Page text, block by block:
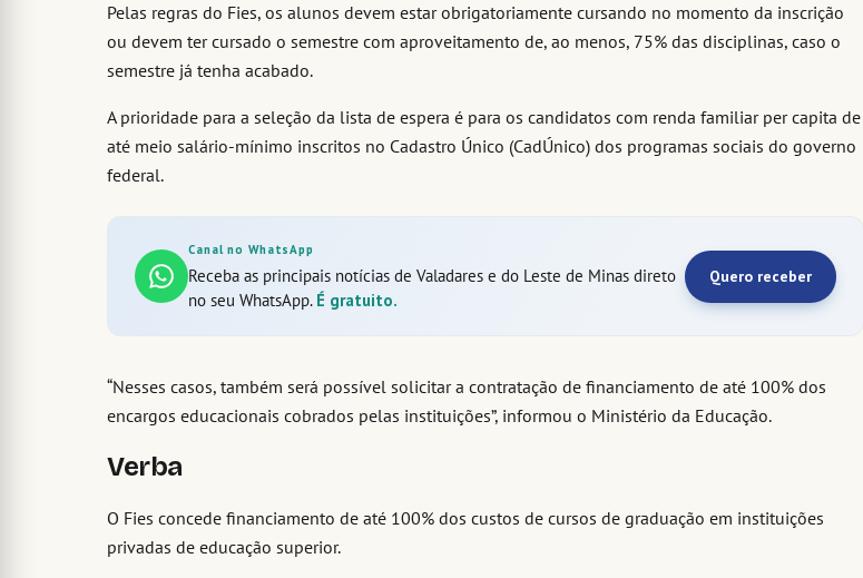
Pelas regras do Fies, os alunos devem estar obrigatoriamente cursando no momento da inscrição
ou devem ter cursado o semestre com aproveitamento de, ao menos, 75% das disciplinas, caso o
semestre já tenha acabado.
A prioridade para a seleção da lista de espera é para os candidatos com renda familiar per capita de
até meio salário-mínimo inscritos no Cadastro Único (CadÚnico) dos programas sociais do governo
federal.
Canal no WhatsApp
Receba as principais notícias de Valadares e do Leste de Minas direto
no seu WhatsApp. É gratuito.
Quero receber
“Nesses casos, também será possível solicitar a contratação de financiamento de até 100% dos
encargos educacionais cobrados pelas instituições”, informou o Ministério da Educação.
Verba
O Fies concede financiamento de até 100% dos custos de cursos de graduação em instituições
privadas de educação superior.